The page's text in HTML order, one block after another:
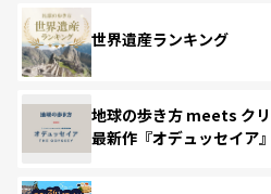
世界遺産ランキング
地球の歩き方 meets ク
最新作『オデュッセイア』